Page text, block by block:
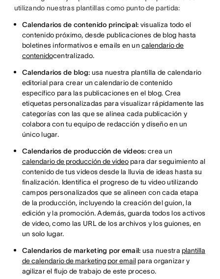
utilizando nuestras plantillas como punto de partida:
Calendarios de contenido principal: visualiza todo el
contenido próximo, desde publicaciones de blog hasta
boletines informativos e emails en uncalendario de
contenidocentralizado.
Calendarios de blog: usa nuestra plantilla de calendario
editorial para crear un calendario de contenido
específico para las publicaciones en el blog. Crea
etiquetas personalizadas para visualizar rápidamente las
categorías con las que se alinea cada publicación y
colabora con tu equipo de redacción y diseño en un
único lugar.
Calendarios de producción de videos:crea un
calendario de producción de videopara dar seguimiento al
contenido de tus videos desde la lluvia de ideas hasta su
finalización. Identifica el progreso de tu video utilizando
campos personalizados que se alineen con cada etapa
de la producción, incluyendo la creación del guion, la
edición y la promoción. Además, guarda todos los activos
de video, como las URL de los archivos y los guiones, en
un solo lugar.
Calendarios de marketing por email: usa nuestraplantilla
de calendario de marketing por emailpara organizar y
agilizar el flujo de trabajo de este proceso.